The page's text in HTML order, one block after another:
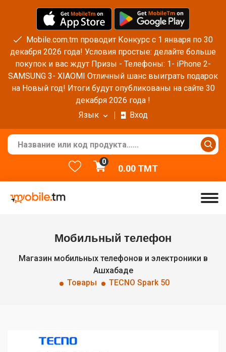
Mobile.com.tm проводит Конкурс с 1 января по 30
декабря 2026 года! Условия простые: делайте больше
покупок и вас ждут Призы - Телефоны: 1- iPhone 2-
SAMSUNG 3- XIAOMI Отличный шанс выиграть подарок
на Новый год! Итоги будут опубликованы на сайте 30
декабря 2026 года !
Язык
Вход
0
0.00TMT
Мобильный телефон
Магазин мобильных телефонов и электроники в
Ашхабаде
Товары
TECNO Spark 50